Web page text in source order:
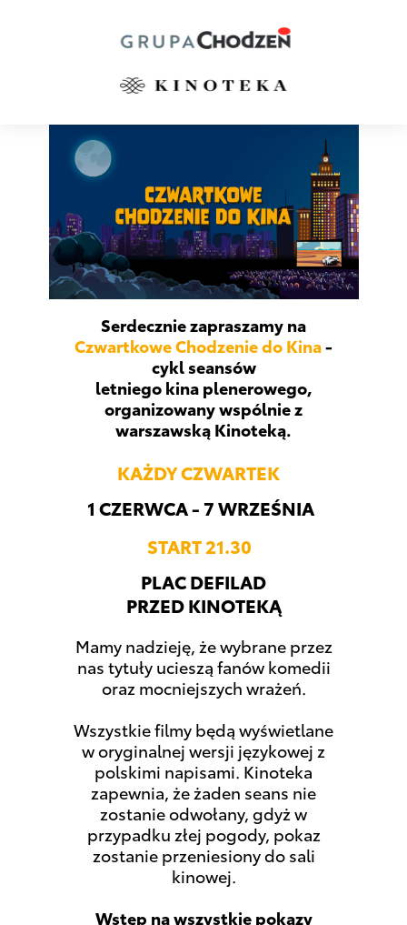
KAŻDY CZWARTEK
PLAC DEFILAD
PRZED KINOTEKĄ
START 21.30
1 CZERWCA - 7 WRZEŚNIA
Serdecznie zapraszamy na
Czwartkowe Chodzenie do Kina-
cykl seansów
letniego kina plenerowego,
organizowany wspólnie z
warszawską Kinoteką.
Mamy nadzieję, że wybrane przez
nas tytuły ucieszą fanów komedii
oraz mocniejszych wrażeń.
Wszystkie filmy będą wyświetlane
w oryginalnej wersji językowej z
polskimi napisami. Kinoteka
zapewnia, że żaden seans nie
zostanie odwołany, gdyż w
przypadku złej pogody, pokaz
zostanie przeniesiony do sali
kinowej.
Wstęp na wszystkie pokazy